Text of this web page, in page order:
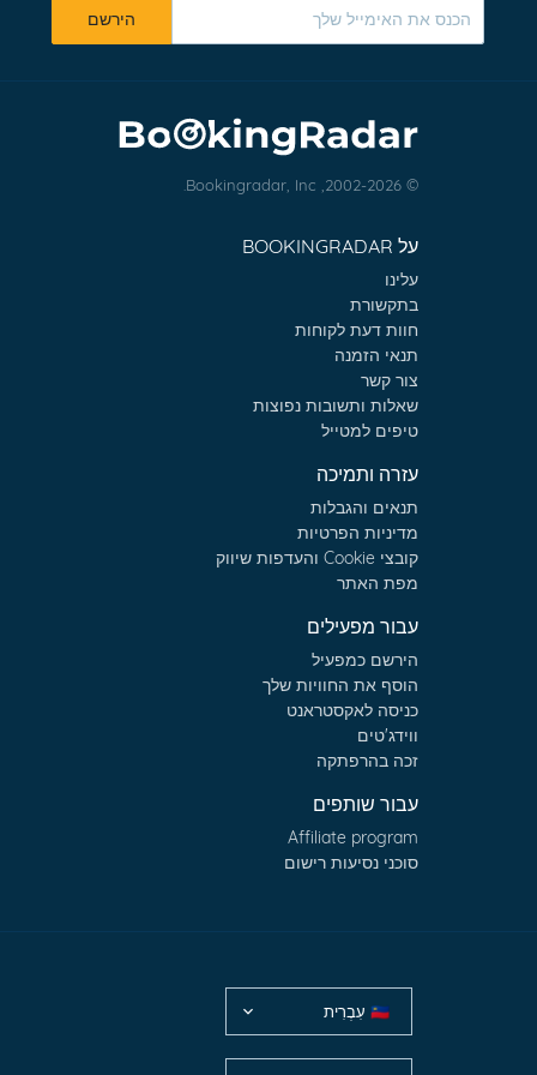
הירשם
© 2002-2026, Bookingradar, Inc.
על BOOKINGRADAR
עלינו
בתקשורת
חוות דעת לקוחות
תנאי הזמנה
צור קשר
שאלות ותשובות נפוצות
טיפים למטייל
עזרה ותמיכה
תנאים והגבלות
מדיניות הפרטיות
קובצי Cookie והעדפות שיווק
מפת האתר
עבור מפעילים
הירשם כמפעיל
הוסף את החוויות שלך
כניסה לאקסטראנט
ווידג'טים
זכה בהרפתקה
עבור שותפים
Affiliate program
סוכני נסיעות רישום
🇮🇱 עִבְרִית